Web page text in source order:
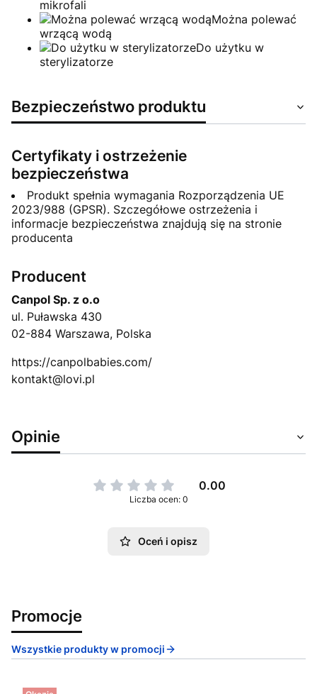
mikrofali
Można polewać
wrzącą wodą
Do użytku w
sterylizatorze
Bezpieczeństwo produktu
Certyfikaty i ostrzeżenie
bezpieczeństwa
Produkt spełnia wymagania Rozporządzenia UE
2023/988 (GPSR). Szczegółowe ostrzeżenia i
informacje bezpieczeństwa znajdują się na stronie
producenta
Producent
Canpol Sp. z o.o
ul. Puławska 430
02-884 Warszawa, Polska
https://canpolbabies.com/
kontakt@lovi.pl
Opinie
0.00
Liczba ocen: 0
Oceń i opisz
Promocje
Wszystkie produkty w promocji